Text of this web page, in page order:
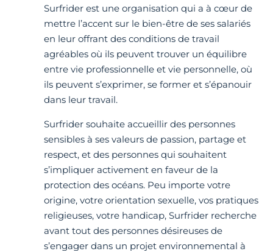
Surfrider est une organisation qui a à cœur de
mettre l’accent sur le bien-être de ses salariés
en leur offrant des conditions de travail
agréables où ils peuvent trouver un équilibre
entre vie professionnelle et vie personnelle, où
ils peuvent s’exprimer, se former et s’épanouir
dans leur travail.
Surfrider souhaite accueillir des personnes
sensibles à ses valeurs de passion, partage et
respect, et des personnes qui souhaitent
s’impliquer activement en faveur de la
protection des océans. Peu importe votre
origine, votre orientation sexuelle, vos pratiques
religieuses, votre handicap, Surfrider recherche
avant tout des personnes désireuses de
s’engager dans un projet environnemental à